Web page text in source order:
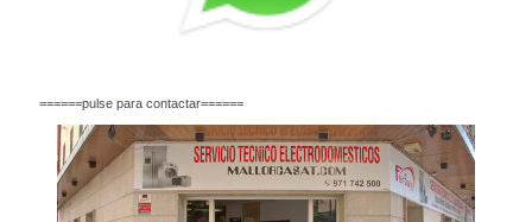
======pulse para contactar======